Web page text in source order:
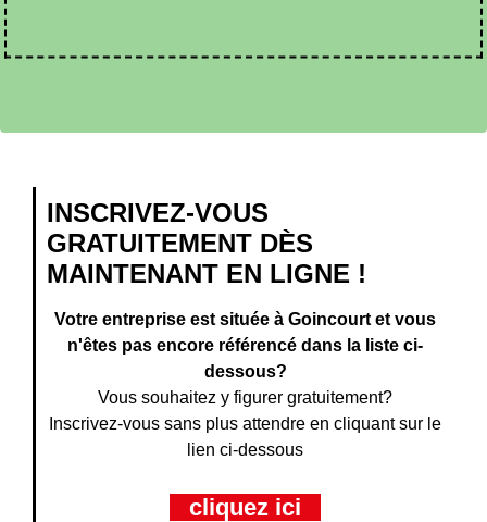
INSCRIVEZ-VOUS
GRATUITEMENT DÈS
MAINTENANT EN LIGNE !
Votre entreprise est située à Goincourt et vous
n'êtes pas encore référencé dans la liste ci-
dessous?
Vous souhaitez y figurer gratuitement?
Inscrivez-vous sans plus attendre en cliquant sur le
lien ci-dessous
cliquez ici